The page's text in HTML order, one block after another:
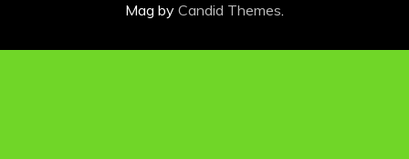
Mag by Candid Themes.